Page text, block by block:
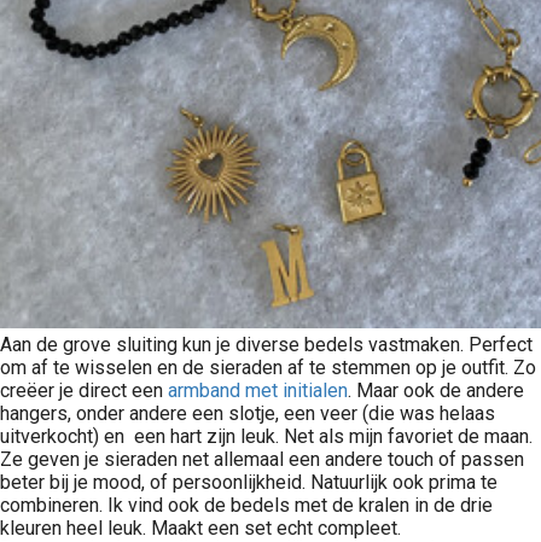
Aan de grove sluiting kun je diverse bedels vastmaken. Perfect
om af te wisselen en de sieraden af te stemmen op je outfit. Zo
creëer je direct een armband met initialen. Maar ook de andere
hangers, onder andere een slotje, een veer (die was helaas
uitverkocht) en een hart zijn leuk. Net als mijn favoriet de maan.
Ze geven je sieraden net allemaal een andere touch of passen
beter bij je mood, of persoonlijkheid. Natuurlijk ook prima te
combineren. Ik vind ook de bedels met de kralen in de drie
kleuren heel leuk. Maakt een set echt compleet.